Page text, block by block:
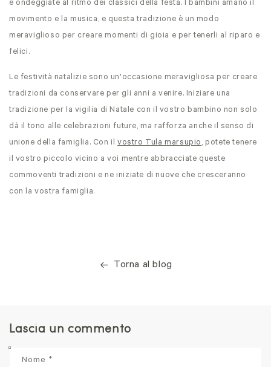
e ondeggiate al ritmo dei classici della festa. I bambini amano il
movimento e la musica, e questa tradizione è un modo
meraviglioso per creare momenti di gioia e per tenerli al riparo e
felici.
Le festività natalizie sono un'occasione meravigliosa per creare
tradizioni da conservare per gli anni a venire. Iniziare una
tradizione per la vigilia di Natale con il vostro bambino non solo
dà il tono alle celebrazioni future, ma rafforza anche il senso di
unione della famiglia. Con ilvostro Tula marsupio , potete tenere
il vostro piccolo vicino a voi mentre abbracciate queste
commoventi tradizioni e ne iniziate di nuove che cresceranno
con la vostra famiglia.
Torna al blog
Lascia un commento
Nome *